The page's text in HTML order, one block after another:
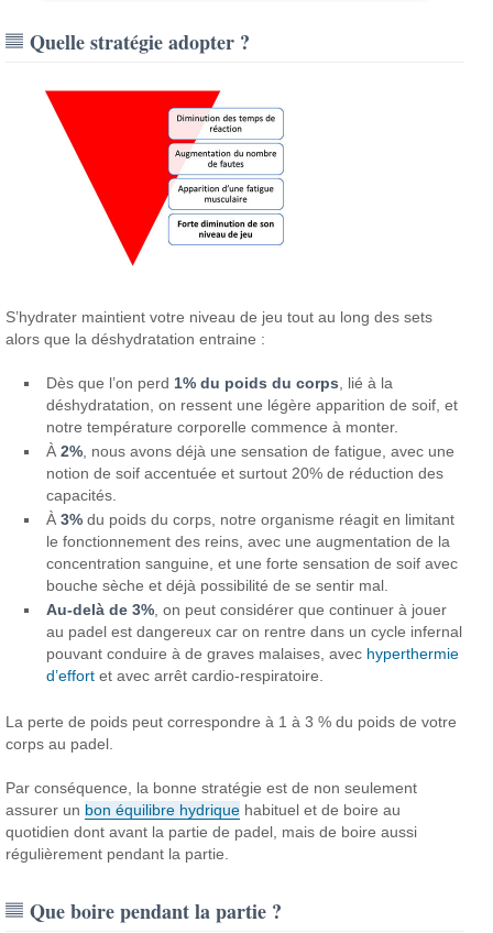
Quelle stratégie adopter ?
S’hydrater maintient votre niveau de jeu tout au long des sets
alors que la déshydratation entraine :
Dès que l’on perd 1% du poids du corps , lié à la
déshydratation, on ressent une légère apparition de soif, et
notre température corporelle commence à monter.
À2% , nous avons déjà une sensation de fatigue, avec une
notion de soif accentuée et surtout 20% de réduction des
capacités.
À3% du poids du corps, notre organisme réagit en limitant
le fonctionnement des reins, avec une augmentation de la
concentration sanguine, et une forte sensation de soif avec
bouche sèche et déjà possibilité de se sentir mal.
Au-delà de 3% , on peut considérer que continuer à jouer
au padel est dangereux car on rentre dans un cycle infernal
pouvant conduire à de graves malaises, avec hyperthermie
d’effort et avec arrêt cardio-respiratoire.
La perte de poids peut correspondre à 1 à 3 % du poids de votre
corps au padel.
Par conséquence, la bonne stratégie est de non seulement
assurer un bon équilibre hydrique habituel et de boire au
quotidien dont avant la partie de padel, mais de boire aussi
régulièrement pendant la partie.
Que boire pendant la partie ?